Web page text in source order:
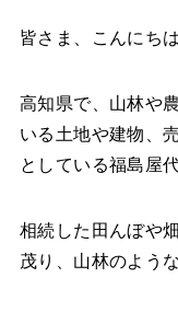
皆さま、こんにちは
高知県で、山林や
いる土地や建物、
としている福島屋
相続した田んぼや
茂り、山林のよう